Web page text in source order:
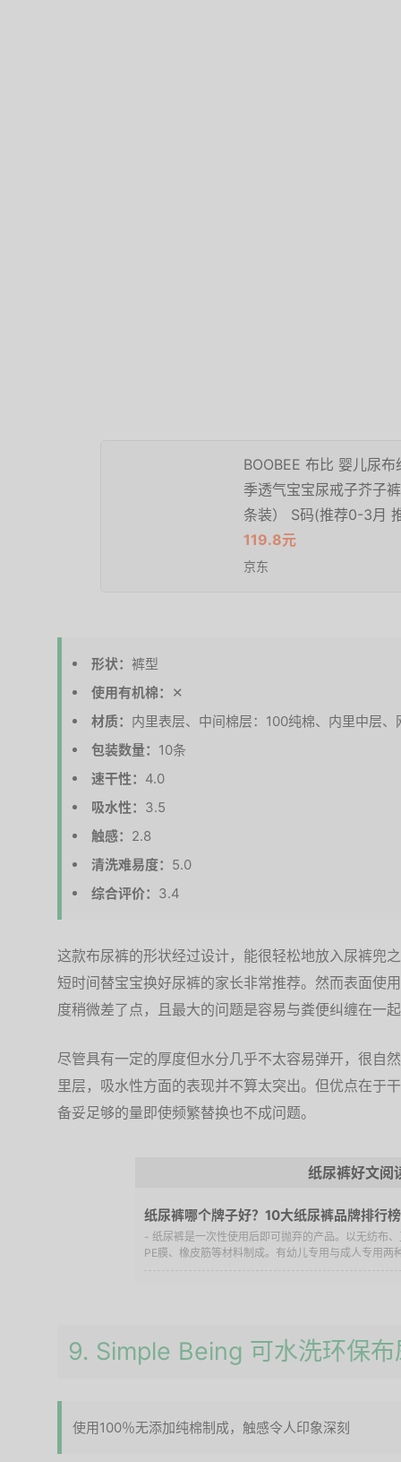
BOOBEE 布比 婴儿尿
季透气宝宝尿戒子芥子
条装） S码(推荐0-3月
119.8元
京东
形状： 裤型
使用有机棉：
✕
材质： 内里表层、中间棉层：100纯棉、内里中层
包装数量： 10条
速干性： 4.0
吸水性： 3.5
触感： 2.8
清洗难易度： 5.0
综合评价： 3.4
这款布尿裤的形状经过设计，能很轻松地放入尿裤兜
短时间替宝宝换好尿裤的家长非常推荐。然而表面使
度稍微差了点，且最大的问题是容易与粪便纠缠在一
尽管具有一定的厚度但水分几乎不太容易弹开，很自
里层，吸水性方面的表现并不算太突出。但优点在于
备妥足够的量即使频繁替换也不成问题。
纸尿裤好文阅
纸尿裤哪个牌子好？10大纸尿裤品牌排行榜
- 纸尿裤是一次性使用后即可抛弃的产品。以无纺布
PE膜、橡皮筋等材料制成。有幼儿专用与成人专用两
9. Simple Being 可水洗环保布
使用100％无添加纯棉制成，触感令人印象深刻